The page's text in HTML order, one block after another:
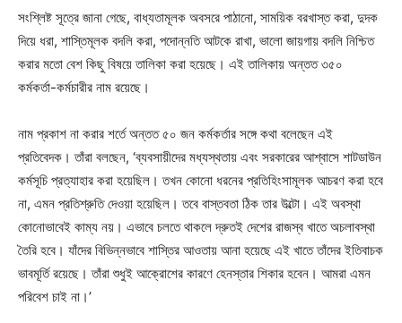
সংশ্লিষ্ট সূত্রে জানা গেছে, বাধ্যতামূলক অবসরে পাঠানো, সাময়িক বরখাস্ত করা, দুদক
দিয়ে ধরা, শাস্তিমূলক বদলি করা, পদোন্নতি আটকে রাখা, ভালো জায়গায় বদলি নিশ্চিত
করার মতো বেশ কিছু বিষয়ে তালিকা করা হয়েছে। এই তালিকায় অন্তত ৩৫০
কর্মকর্তা-কর্মচারীর নাম রয়েছে।
নাম প্রকাশ না করার শর্তে অন্তত ৫০ জন কর্মকর্তার সঙ্গে কথা বলেছেন এই
প্রতিবেদক। তাঁরা বলছেন, ‘ব্যবসায়ীদের মধ্যস্থতায় এবং সরকারের আশ্বাসে শাটডাউন
কর্মসূচি প্রত্যাহার করা হয়েছিল। তখন কোনো ধরনের প্রতিহিংসামূলক আচরণ করা হবে
না, এমন প্রতিশ্রুতি দেওয়া হয়েছিল। তবে বাস্তবতা ঠিক তার উল্টো। এই অবস্থা
কোনোভাবেই কাম্য নয়। এভাবে চলতে থাকলে দ্রুতই দেশের রাজস্ব খাতে অচলাবস্থা
তৈরি হবে। যাঁদের বিভিন্নভাবে শাস্তির আওতায় আনা হয়েছে এই খাতে তাঁদের ইতিবাচক
ভাবমূর্তি রয়েছে। তাঁরা শুধুই আক্রোশের কারণে হেনস্তার শিকার হবেন। আমরা এমন
পরিবেশ চাই না।’